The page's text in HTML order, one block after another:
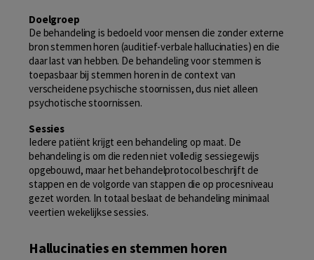
Doelgroep
De behandeling is bedoeld voor mensen die zonder externe
bron stemmen horen (auditief-verbale hallucinaties) en die
daar last van hebben. De behandeling voor stemmen is
toepasbaar bij stemmen horen in de context van
verscheidene psychische stoornissen, dus niet alleen
psychotische stoornissen.
Sessies
Iedere patiënt krijgt een behandeling op maat. De
behandeling is om die reden niet volledig sessiegewijs
opgebouwd, maar het behandelprotocol beschrijft de
stappen en de volgorde van stappen die op procesniveau
gezet worden. In totaal beslaat de behandeling minimaal
veertien wekelijkse sessies.
Hallucinaties en stemmen horen